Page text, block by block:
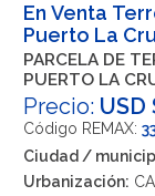
En Venta
Puerto La
PARCELA DE
PUERTO LA
Precio: USD
Código REMAX:
Ciudad /
Urbanización: